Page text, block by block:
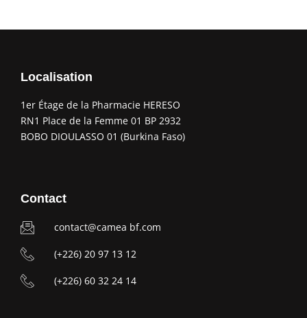
Localisation
1er Étage de la Pharmacie HERESO
RN1 Place de la Femme 01 BP 2932
BOBO DIOULASSO 01 (Burkina Faso)
Contact
contact@camea bf.com
(+226) 20 97 13 12
(+226) 60 32 24 14